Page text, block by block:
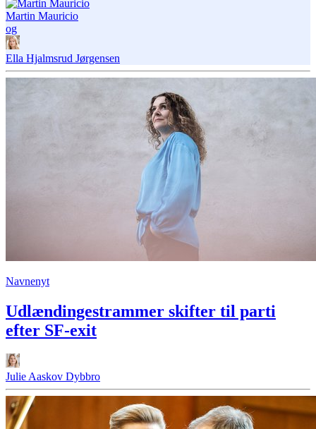
Martin Mauricio
og
Ella Hjalmsrud Jørgensen
Navnenyt
Udlændingestrammer skifter til parti
efter SF-exit
Julie Aaskov Dybbro